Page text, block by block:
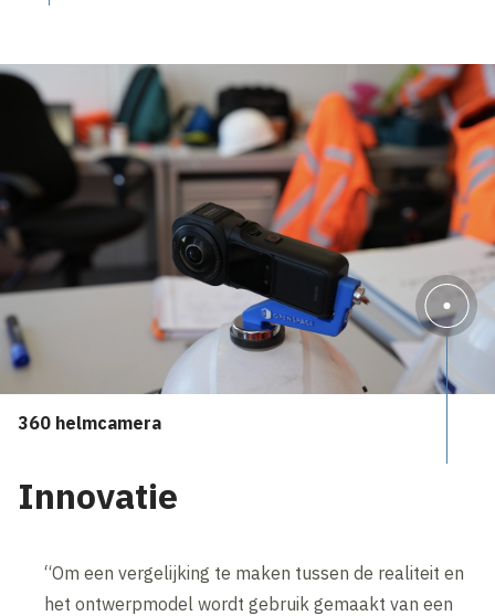
360 helmcamera
Innovatie
“Om een vergelijking te maken tussen de realiteit en
het ontwerpmodel wordt gebruik gemaakt van een